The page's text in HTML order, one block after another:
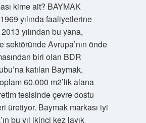
kime ait? BAYMAK
yılında faaliyetlerine
yılından bu yana,
sektöründe Avrupa’nın önde
biri olan BDR
katılan Baymak,
60.000 m2’lik alana
tesisinde çevre dostu
üretiyor. Baymak markası iyi
bu yıl ikinci kez layık